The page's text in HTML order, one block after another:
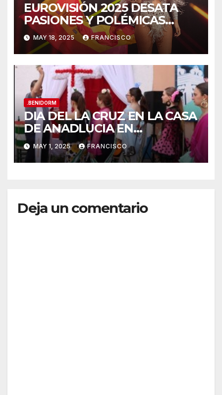
EUROVISIÓN 2025 DESATA
PASIONES Y POLÉMICAS
DESDE LA COSTA MÁS
FESTIVA DE ESPAÑA!
MAY 18, 2025 FRANCISCO
.BENIDORM
DIA DEL LA CRUZ EN LA CASA
DE ANADLUCIA EN
BENIDORM
MAY 1, 2025 FRANCISCO
Deja un comentario